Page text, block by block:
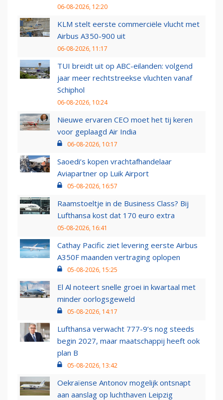
06-08-2026, 12:20
KLM stelt eerste commerciële vlucht met
Airbus A350-900 uit
06-08-2026, 11:17
TUI breidt uit op ABC-eilanden: volgend
jaar meer rechtstreekse vluchten vanaf
Schiphol
06-08-2026, 10:24
Nieuwe ervaren CEO moet het tij keren
voor geplaagd Air India
06-08-2026, 10:17
Saoedi’s kopen vrachtafhandelaar
Aviapartner op Luik Airport
05-08-2026, 16:57
Raamstoeltje in de Business Class? Bij
Lufthansa kost dat 170 euro extra
05-08-2026, 16:41
Cathay Pacific ziet levering eerste Airbus
A350F maanden vertraging oplopen
05-08-2026, 15:25
El Al noteert snelle groei in kwartaal met
minder oorlogsgeweld
05-08-2026, 14:17
Lufthansa verwacht 777-9’s nog steeds
begin 2027, maar maatschappij heeft ook
plan B
05-08-2026, 13:42
Oekraïense Antonov mogelijk ontsnapt
aan aanslag op luchthaven Leipzig